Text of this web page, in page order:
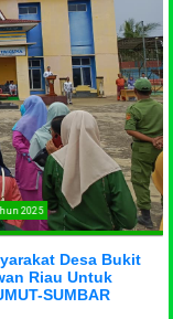
di Tahun 2025
Desa Bukit
Riau Untuk
SUMBAR